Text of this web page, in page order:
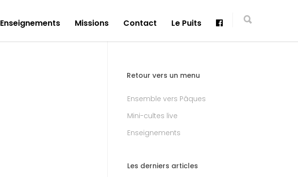
Enseignements Missions Contact Le Puits
Retour vers un menu
Ensemble vers Pâques
Mini-cultes live
Enseignements
Les derniers articles